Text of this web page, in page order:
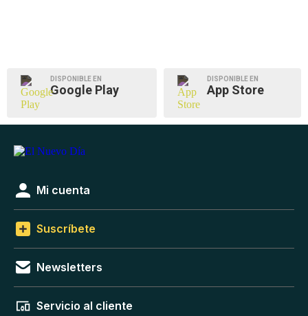
DISPONIBLE EN
Google Play
DISPONIBLE EN
App Store
Mi cuenta
Suscríbete
Newsletters
Servicio al cliente